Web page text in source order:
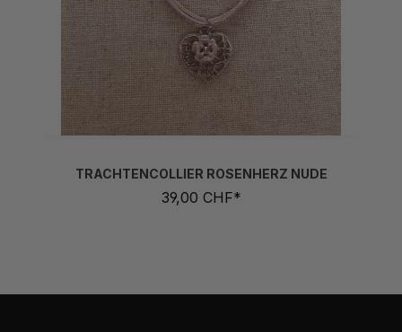
39,00 CHF*